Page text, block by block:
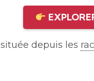
située depuis les